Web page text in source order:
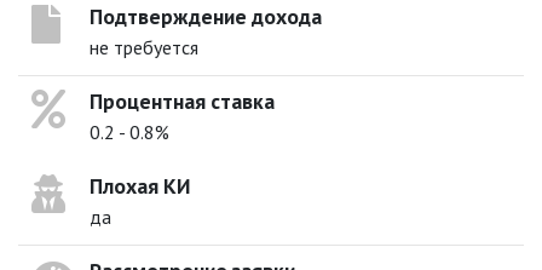
Подтверждение дохода
не требуется
Процентная ставка
0.2 - 0.8%
Плохая КИ
да